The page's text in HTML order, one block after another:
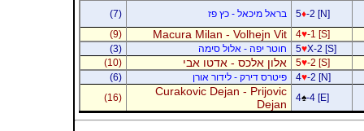
5♦-2 [N] בראל מיכאל - כץ פז
(7)
4♥-1 [S]
Macura Milan - Volhejn Vit
(9)
5♥X-2 [S] חוטר יפה - אלול סימה
(3)
5♥-2 [S] אלון אלכס - אדטו אבי
(10)
4♥-2 [N] פיטרס דירק - לידור אורן
(6)
4♠-4 [E]
Curakovic Dejan - Prijovic
Dejan
(16)